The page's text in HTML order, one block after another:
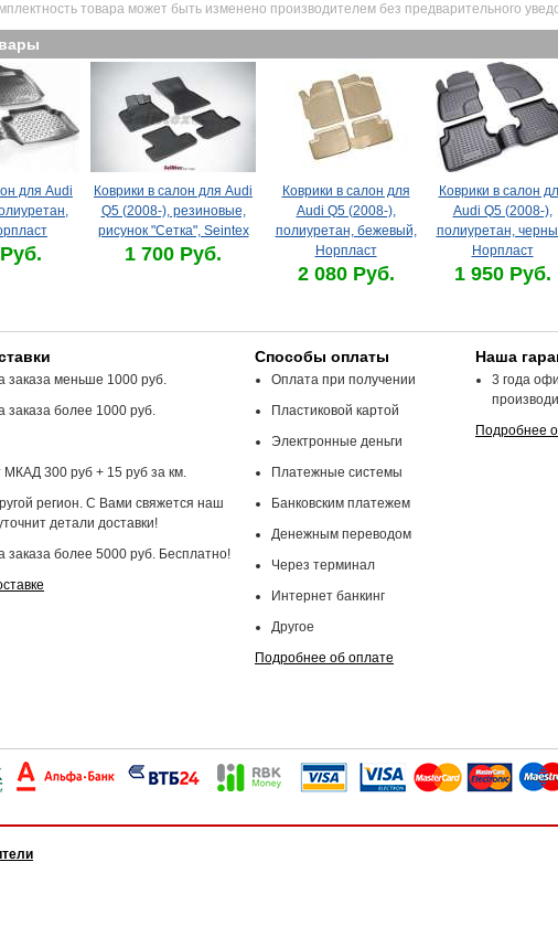
товара может быть изменено производителем без предварительного
для Audi
Коврики в салон для Audi
Q5 (2008-), резиновые,
рисунок "Сетка", Seintex
1 700 Руб.
Коврики в салон для
Audi Q5 (2008-),
полиуретан, бежевый,
Норпласт
2 080 Руб.
Коврики в салон
Audi Q5 (2008-),
полиуретан,
Норпласт
1 950 Руб.
заказа меньше 1000 руб.
заказа более 1000 руб.
МКАД 300 руб + 15 руб за км.
регион. С Вами свяжется наш
детали доставки!
заказа более 5000 руб. Бесплатно!
Способы оплаты
Оплата при получении
Пластиковой картой
Электронные деньги
Платежные системы
Банковским платежем
Денежным переводом
Через терминал
Интернет банкинг
Другое
Подробнее об оплате
Наша
3 года
Подробнее